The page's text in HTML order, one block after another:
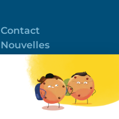
Contact
Nouvelles
Portail clients
Emploi
Politique de